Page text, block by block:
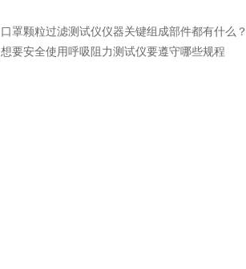
口罩颗粒过滤测试仪仪器关键组成部件都有什么？
想要安全使用呼吸阻力测试仪要遵守哪些规程